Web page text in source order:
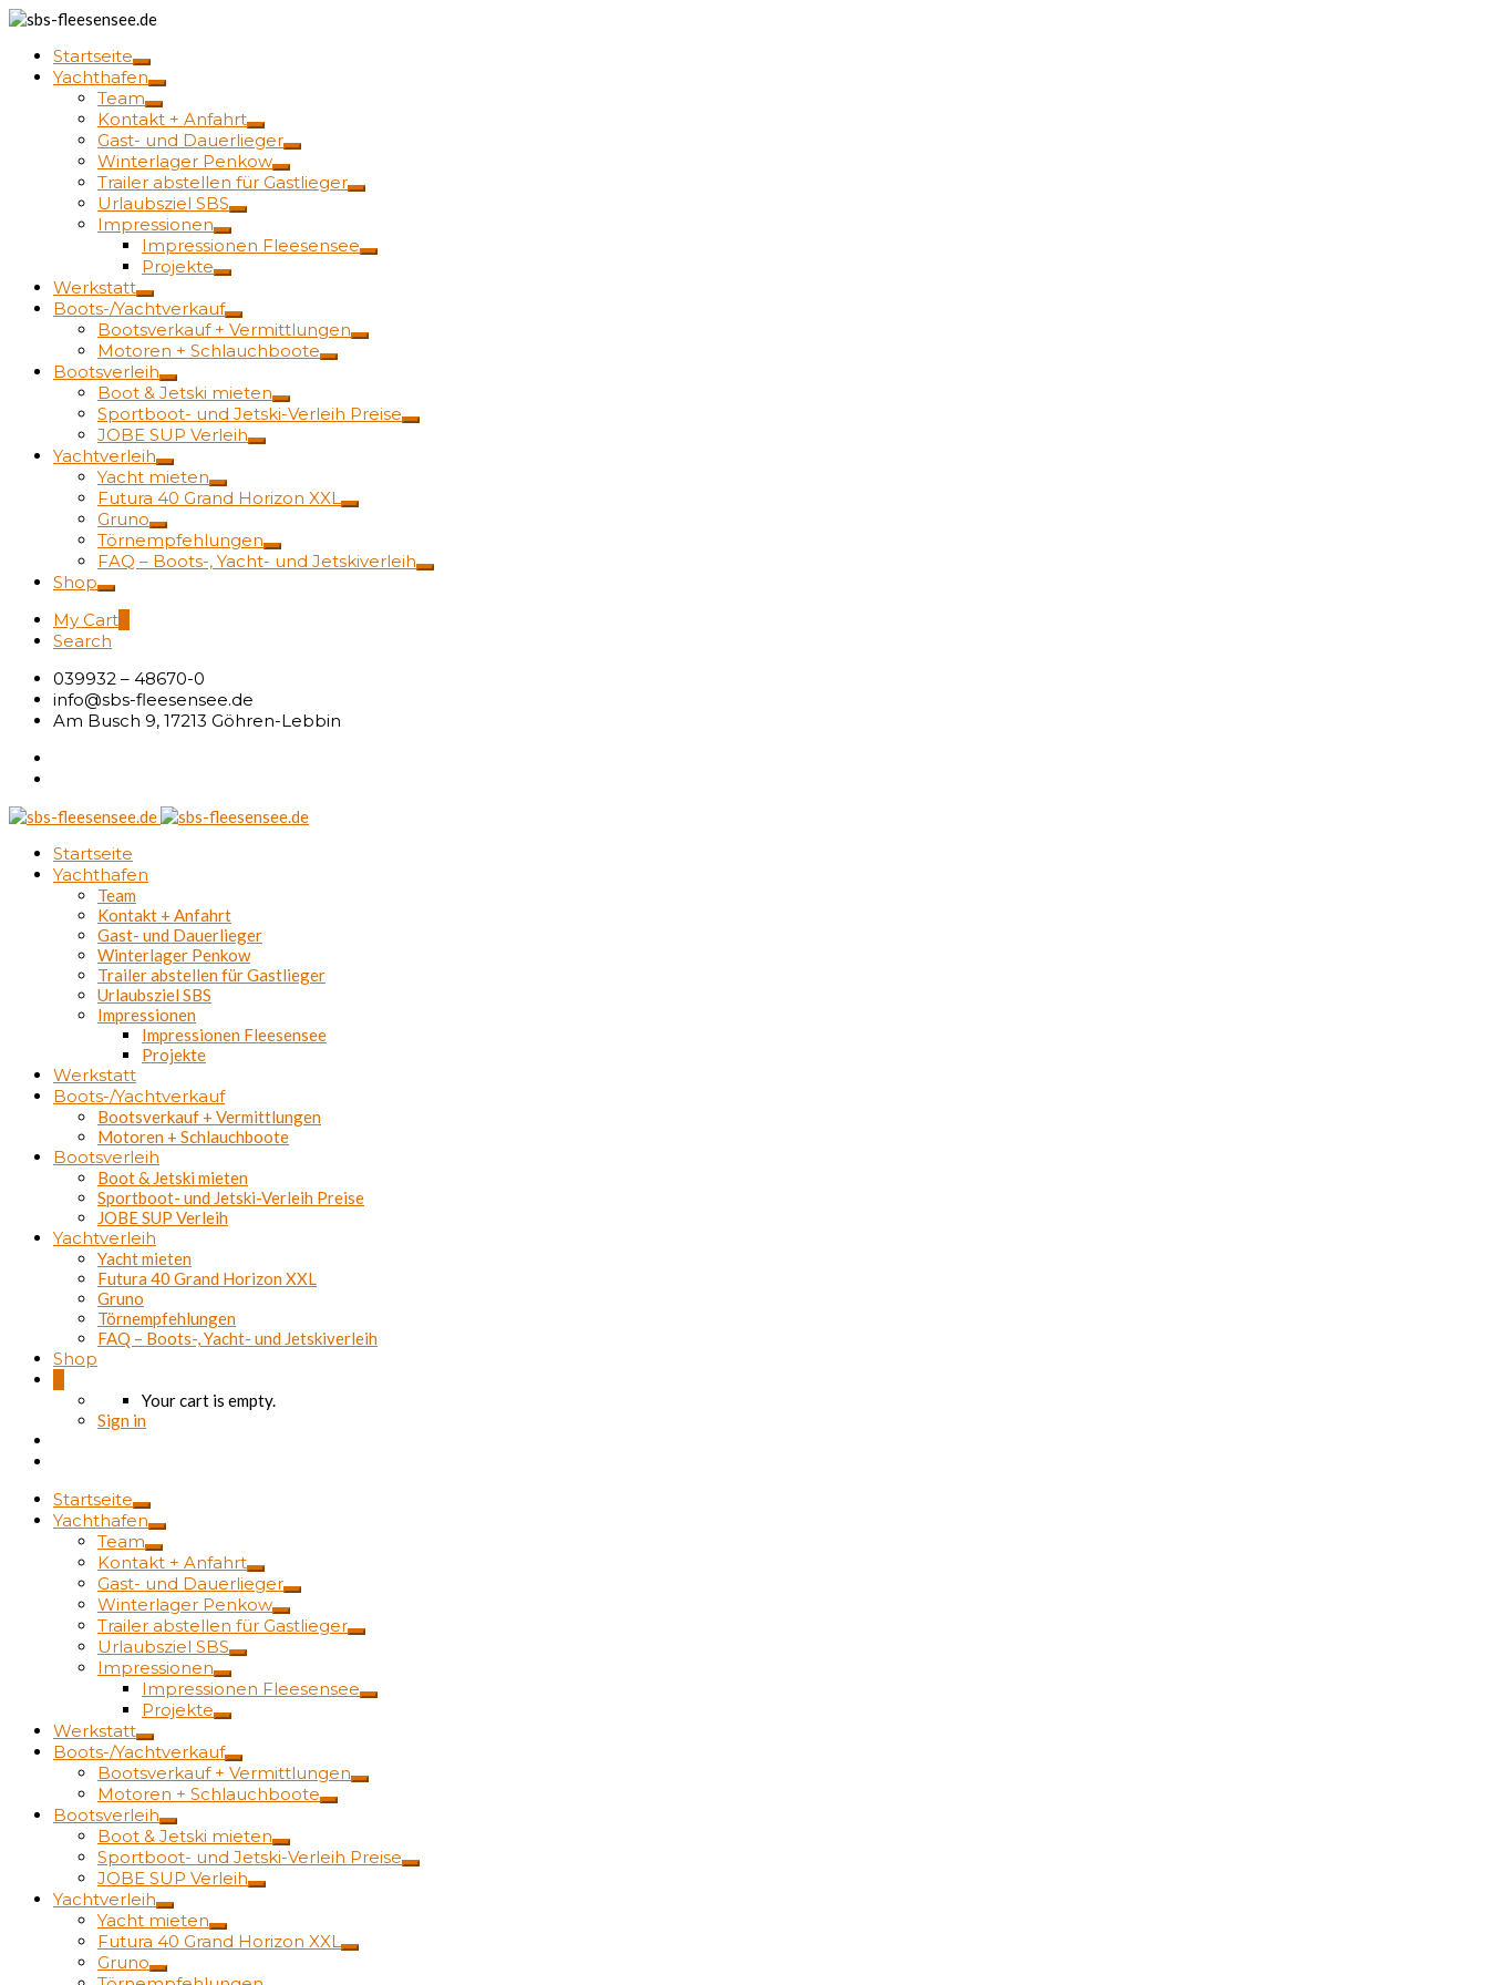
Startseite
Yachthafen
Team
Kontakt + Anfahrt
Gast- und Dauerlieger
Winterlager Penkow
Trailer abstellen für Gastlieger
Urlaubsziel SBS
Impressionen
Impressionen Fleesensee
Projekte
Werkstatt
Boots-/Yachtverkauf
Bootsverkauf + Vermittlungen
Motoren + Schlauchboote
Bootsverleih
Boot & Jetski mieten
Sportboot- und Jetski-Verleih Preise
JOBE SUP Verleih
Yachtverleih
Yacht mieten
Futura 40 Grand Horizon XXL
Gruno
Törnempfehlungen
FAQ – Boots-, Yacht- und Jetskiverleih
Shop
My Cart
Search
039932 – 48670-0
info@sbs-fleesensee.de
Am Busch 9, 17213 Göhren-Lebbin
Startseite
Yachthafen
Team
Kontakt + Anfahrt
Gast- und Dauerlieger
Winterlager Penkow
Trailer abstellen für Gastlieger
Urlaubsziel SBS
Impressionen
Impressionen Fleesensee
Projekte
Werkstatt
Boots-/Yachtverkauf
Bootsverkauf + Vermittlungen
Motoren + Schlauchboote
Bootsverleih
Boot & Jetski mieten
Sportboot- und Jetski-Verleih Preise
JOBE SUP Verleih
Yachtverleih
Yacht mieten
Futura 40 Grand Horizon XXL
Gruno
Törnempfehlungen
FAQ – Boots-, Yacht- und Jetskiverleih
Shop
Your cart is empty.
Sign in
Startseite
Yachthafen
Team
Kontakt + Anfahrt
Gast- und Dauerlieger
Winterlager Penkow
Trailer abstellen für Gastlieger
Urlaubsziel SBS
Impressionen
Impressionen Fleesensee
Projekte
Werkstatt
Boots-/Yachtverkauf
Bootsverkauf + Vermittlungen
Motoren + Schlauchboote
Bootsverleih
Boot & Jetski mieten
Sportboot- und Jetski-Verleih Preise
JOBE SUP Verleih
Yachtverleih
Yacht mieten
Futura 40 Grand Horizon XXL
Gruno